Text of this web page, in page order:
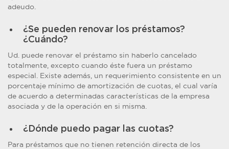
adeudo.
¿Se pueden renovar los préstamos?
¿Cuándo?
Ud. puede renovar el préstamo sin haberlo cancelado
totalmente, excepto cuando éste fuera un préstamo
especial. Existe además, un requerimiento consistente en un
porcentaje mínimo de amortización de cuotas, el cual varía
de acuerdo a determinadas características de la empresa
asociada y de la operación en si misma.
¿Dónde puedo pagar las cuotas?
Para préstamos que no tienen retención directa de los